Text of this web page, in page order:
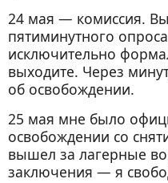
24 мая — комиссия.
пятиминутного
исключительно
выходите. Через
об освобождении.
25 мая мне было
освобождении со
вышел за лагерные
заключения — я